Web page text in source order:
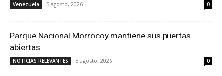
Venezuela 5 agosto, 2026 0
Parque Nacional Morrocoy mantiene sus puertas
abiertas
NOTICIAS RELEVANTES 5 agosto, 2026 0